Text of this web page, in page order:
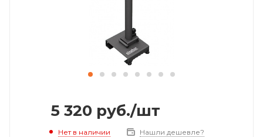
5 320 руб./шт
Нет в наличии Нашли дешевле?